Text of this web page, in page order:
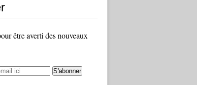
être averti des nouveaux